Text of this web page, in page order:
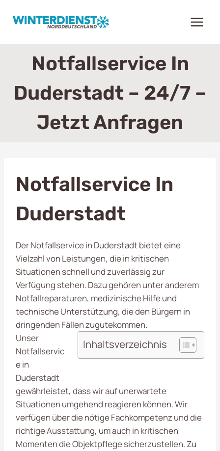
Inhalt
Notfallservice In
Duderstadt – 24/7 –
Jetzt Anfragen
Notfallservice In
Duderstadt
Der Notfallservice in Duderstadt bietet eine
Vielzahl von Leistungen, die in kritischen
Situationen schnell und zuverlässig zur
Verfügung stehen. Dazu gehören unter anderem
Notfallreparaturen, medizinische Hilfe und
technische Unterstützung, die den Bürgern in
dringenden Fällen zugutekommen.
Inhaltsverzeichnis
Unser
Notfallservic
e in
Duderstadt
gewährleistet, dass wir auf unerwartete
Situationen umgehend reagieren können. Wir
verfügen über die nötige Fachkompetenz und die
richtige Ausstattung, um auch in kritischen
Momenten die Objektpflege sicherzustellen. Zu